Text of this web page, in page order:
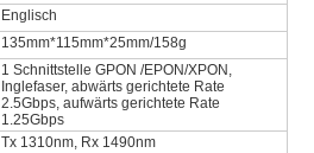
Englisch
135mm*115mm*25mm/158g
1 Schnittstelle GPON /EPON/XPON,
Inglefaser, abwärts gerichtete Rate
2.5Gbps, aufwärts gerichtete Rate
1.25Gbps
Tx 1310nm, Rx 1490nm